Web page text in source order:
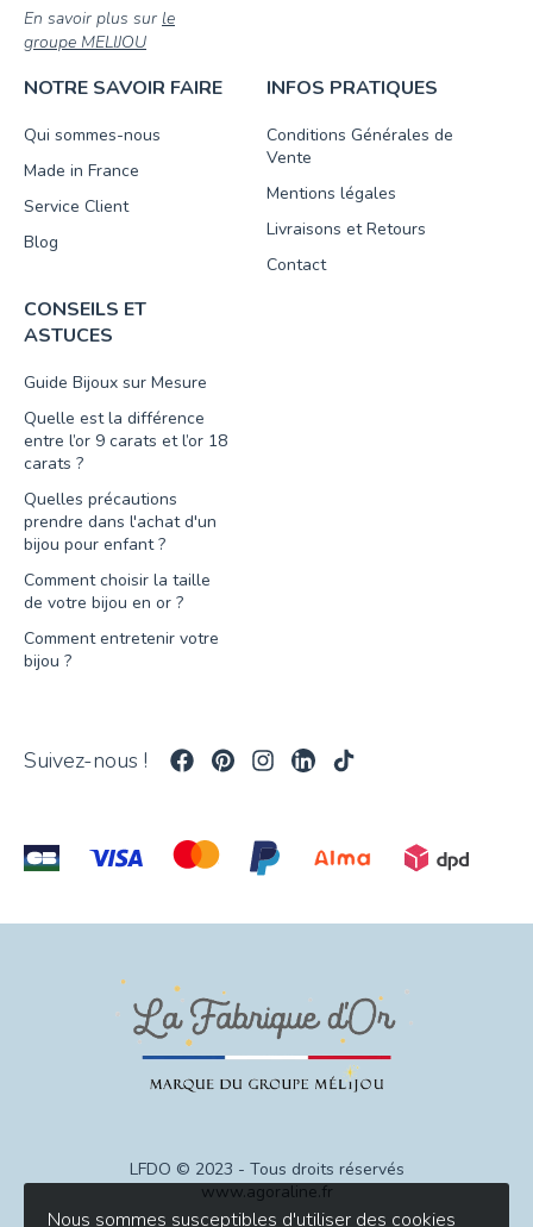
Nous sommes susceptibles d'utiliser des cookies
En savoir plus sur le
groupe MELIJOU
NOTRE SAVOIR FAIRE
Qui sommes-nous
Made in France
Service Client
Blog
INFOS PRATIQUES
Conditions Générales de
Vente
Mentions légales
Livraisons et Retours
Contact
CONSEILS ET
ASTUCES
Guide Bijoux sur Mesure
Quelle est la différence
entre l’or 9 carats et l’or 18
carats ?
Quelles précautions
prendre dans l'achat d'un
bijou pour enfant ?
Comment choisir la taille
de votre bijou en or ?
Comment entretenir votre
bijou ?
Suivez-nous !
LFDO © 2023 - Tous droits réservés
www.agoraline.fr